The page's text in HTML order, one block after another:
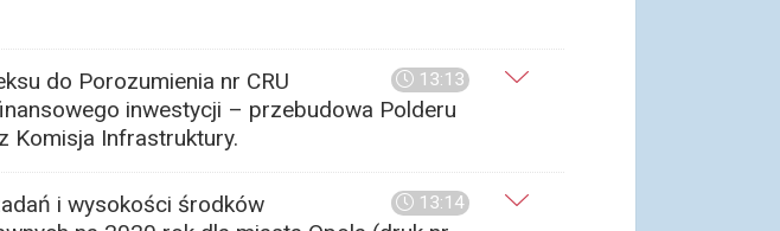
13:13
do Porozumienia nr CRU
inwestycji – przebudowa Polderu
Komisja Infrastruktury.
13:14
i wysokości środków